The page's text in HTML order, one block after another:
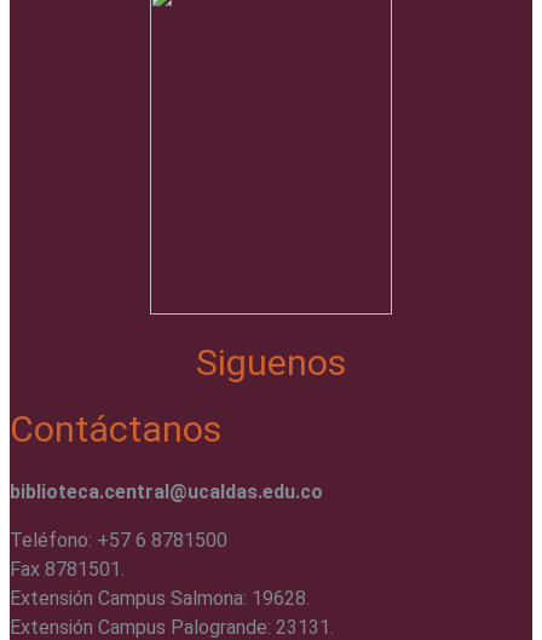
Siguenos
Contáctanos
biblioteca.central@ucaldas.edu.co
Teléfono: +57 6 8781500
Fax 8781501.
Extensión Campus Salmona: 19628.
Extensión Campus Palogrande: 23131.